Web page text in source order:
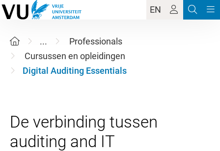
EN
...
Professionals
Cursussen en opleidingen
Digital Auditing Essentials
De verbinding tussen